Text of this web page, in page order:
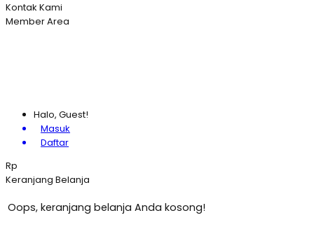
Kontak Kami
Member Area
Halo, Guest!
Masuk
Daftar
Rp
Keranjang Belanja
Oops, keranjang belanja Anda kosong!